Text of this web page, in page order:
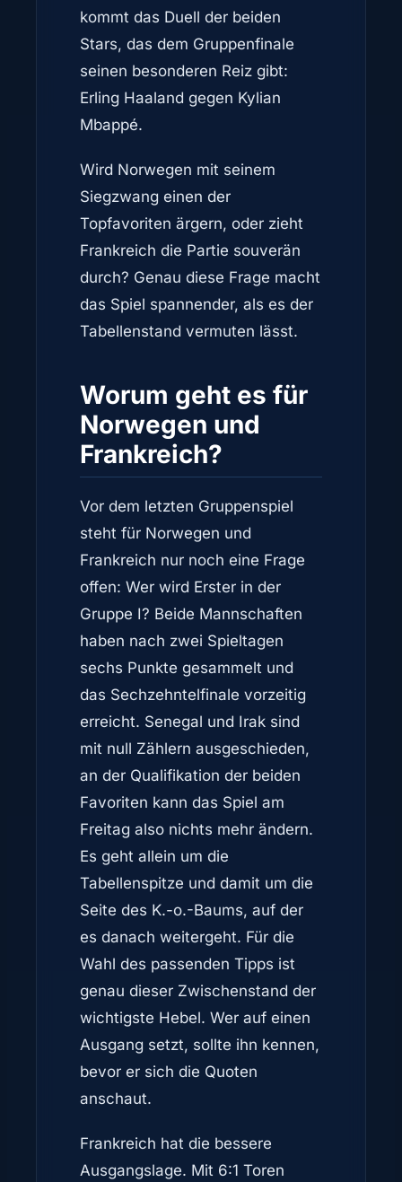
kommt das Duell der beiden
Stars, das dem Gruppenfinale
seinen besonderen Reiz gibt:
Erling Haaland gegen Kylian
Mbappé.
Wird Norwegen mit seinem
Siegzwang einen der
Topfavoriten ärgern, oder zieht
Frankreich die Partie souverän
durch? Genau diese Frage macht
das Spiel spannender, als es der
Tabellenstand vermuten lässt.
Worum geht es für
Norwegen und
Frankreich?
Vor dem letzten Gruppenspiel
steht für Norwegen und
Frankreich nur noch eine Frage
offen: Wer wird Erster in der
Gruppe I? Beide Mannschaften
haben nach zwei Spieltagen
sechs Punkte gesammelt und
das Sechzehntelfinale vorzeitig
erreicht. Senegal und Irak sind
mit null Zählern ausgeschieden,
an der Qualifikation der beiden
Favoriten kann das Spiel am
Freitag also nichts mehr ändern.
Es geht allein um die
Tabellenspitze und damit um die
Seite des K.-o.-Baums, auf der
es danach weitergeht. Für die
Wahl des passenden Tipps ist
genau dieser Zwischenstand der
wichtigste Hebel. Wer auf einen
Ausgang setzt, sollte ihn kennen,
bevor er sich die Quoten
anschaut.
Frankreich hat die bessere
Ausgangslage. Mit 6:1 Toren